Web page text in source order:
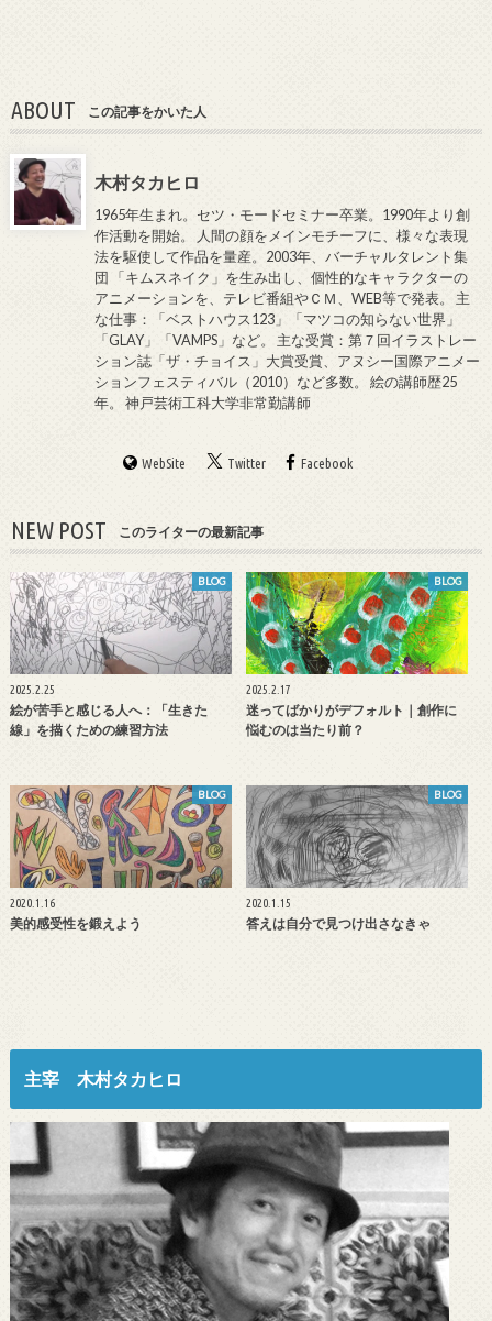
ABOUT この記事をかいた人
木村タカヒロ
1965年生まれ。セツ・モードセミナー卒業。1990年より創
作活動を開始。 人間の顔をメインモチーフに、様々な表現
法を駆使して作品を量産。2003年、バーチャルタレント集
団 「キムスネイク」を生み出し、個性的なキャラクターの
アニメーションを、テレビ番組やＣＭ、WEB等で発表。 主
な仕事：「ベストハウス123」「マツコの知らない世界」
「GLAY」「VAMPS」など。 主な受賞：第７回イラストレー
ション誌「ザ・チョイス」大賞受賞、アヌシー国際アニメー
ションフェスティバル（2010）など多数。 絵の講師歴25
年。 神戸芸術工科大学非常勤講師
WebSite Twitter Facebook
NEW POST このライターの最新記事
BLOG
2025.2.25
絵が苦手と感じる人へ：「生きた
線」を描くための練習方法
BLOG
2025.2.17
迷ってばかりがデフォルト｜創作に
悩むのは当たり前？
BLOG
2020.1.16
美的感受性を鍛えよう
BLOG
2020.1.15
答えは自分で見つけ出さなきゃ
主宰 木村タカヒロ